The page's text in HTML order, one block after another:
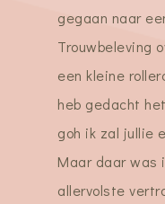
gegaan naar
Trouwbeleving
een kleine
heb gedacht
goh ik zal jullie
Maar daar was
allervolste